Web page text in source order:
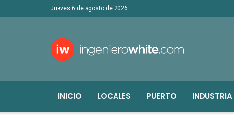
jueves 6 de agosto de 2026
INICIO LOCALES PUERTO INDUSTRIA